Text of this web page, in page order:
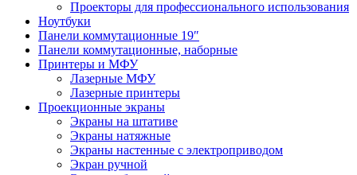
Проекторы для профессионального использования
Ноутбуки
Панели коммутационные 19″
Панели коммутационные, наборные
Принтеры и МФУ
Лазерные МФУ
Лазерные принтеры
Проекционные экраны
Экраны на штативе
Экраны натяжные
Экраны настенные с электроприводом
Экран ручной